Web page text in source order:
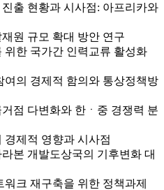
출 현황과 시사점: 아프리카와
원 규모 확대 방안 연구
위한 국가간 인력교류 활성화
여의 경제적 함의와 통상정책방
점 다변화와 한ㆍ중 경쟁력 분
경제적 영향과 시사점
본 개발도상국의 기후변화 대
크 재구축을 위한 정책과제